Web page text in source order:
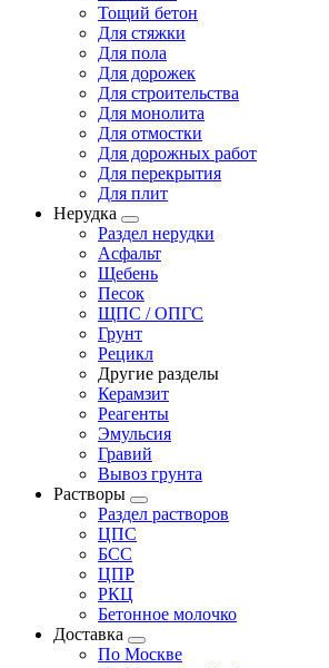
Тощий бетон
Для стяжки
Для пола
Для дорожек
Для строительства
Для монолита
Для отмостки
Для дорожных работ
Для перекрытия
Для плит
Нерудка
Раздел нерудки
Асфальт
Щебень
Песок
ЩПС / ОПГС
Грунт
Рецикл
Другие разделы
Керамзит
Реагенты
Эмульсия
Гравий
Вывоз грунта
Растворы
Раздел растворов
ЦПС
БСС
ЦПР
РКЦ
Бетонное молочко
Доставка
По Москве